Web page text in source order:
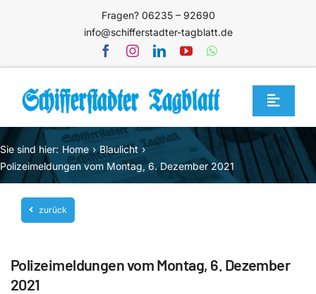
Fragen? 06235 – 92690
info@schifferstadter-tagblatt.de
Toggle
Home
Themen
Blog
Unternehmen
Mediathek
Sie sind hier: Home
Blaulicht
Polizeimeldungen vom Montag, 6. Dezember 2021
zurück
Polizeimeldungen vom Montag, 6. Dezember
2021